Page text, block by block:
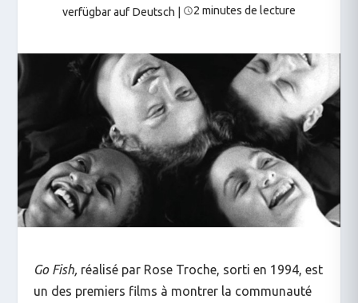
verfügbar auf Deutsch
2 minutes de lecture
Go Fish, réalisé par Rose Troche, sorti en 1994, est
un des premiers films à montrer la communauté